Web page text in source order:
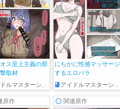
ス至上主義の部
取材
スターシャイニーカラーズ
にちかに性感マッサージ
するエロバラ
アイドルマスターシャイニーカラーズ
原作 関連原作